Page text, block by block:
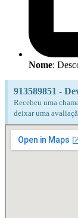
Nome:
913589851 -
Recebeu uma
deixar uma